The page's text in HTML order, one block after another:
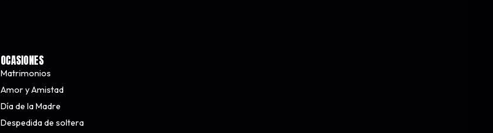
OCASIONES
Matrimonios
Amor y Amistad
Día de la Madre
Despedida de soltera